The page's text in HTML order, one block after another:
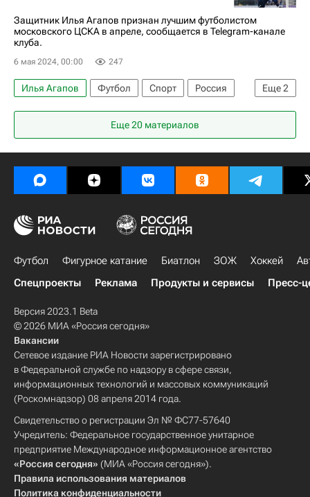
Защитник Илья Агапов признан лучшим футболистом
московского ЦСКА в апреле, сообщается в Telegram-канале
клуба.
6 мая 2024, 00:00 247
Еще2
Илья Агапов Футбол Спорт
Россия
ПФК ЦСКА
Тамерлан Мусаев
Еще 20 материалов
Футбол Фигурное катание Биатлон ЗОЖ Хоккей
Спецпроекты
Реклама Продукты и сервисы Пресс-
Версия 2023.1 Beta
© 2026 МИА «Россия сегодня»
Вакансии
Сетевое издание РИА Новости зарегистрировано
в Федеральной службе по надзору в сфере связи,
информационных технологий и массовых коммуникаций
(Роскомнадзор) 08 апреля 2014 года.
Свидетельство о регистрации Эл № ФС77-57640
Учредитель: Федеральное государственное унитарное
предприятие Международное информационное агентство
«Россия сегодня» (МИА «Россия сегодня»).
Правила использования материалов
Политика конфиденциальности